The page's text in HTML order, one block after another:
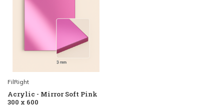
FilRight
Acrylic - Mirror Soft Pink
300 x 600